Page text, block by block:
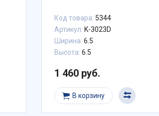
Код товара: 5344
Артикул: K-3023D
Ширина: 6.5
Высота: 6.5
1 460 руб.
В корзину